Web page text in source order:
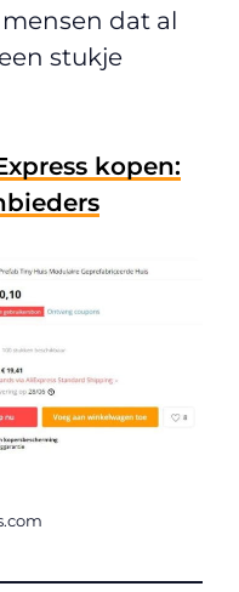
dat al
stukje
kopen: